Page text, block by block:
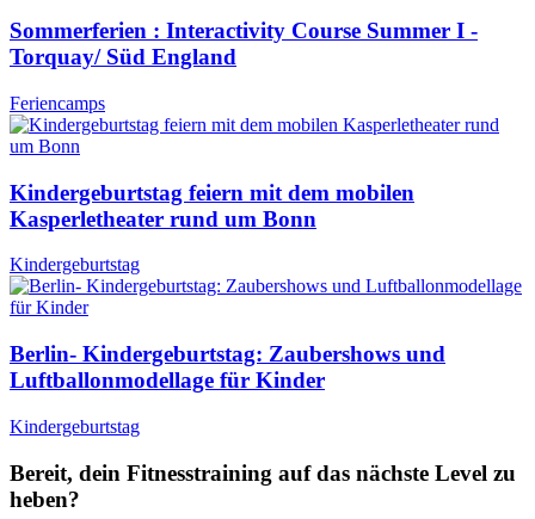
Sommerferien : Interactivity Course Summer I -
Torquay/ Süd England
Feriencamps
Kindergeburtstag feiern mit dem mobilen
Kasperletheater rund um Bonn
Kindergeburtstag
Berlin- Kindergeburtstag: Zaubershows und
Luftballonmodellage für Kinder
Kindergeburtstag
Bereit, dein Fitnesstraining auf das nächste Level zu
heben?